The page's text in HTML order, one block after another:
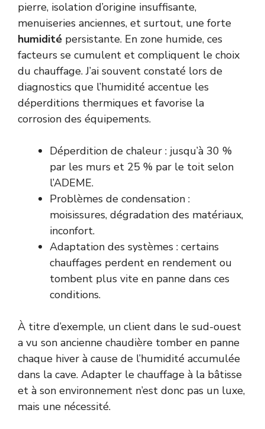
pierre, isolation d’origine insuffisante,
menuiseries anciennes, et surtout, une forte
humidité persistante. En zone humide, ces
facteurs se cumulent et compliquent le choix
du chauffage. J’ai souvent constaté lors de
diagnostics que l’humidité accentue les
déperditions thermiques et favorise la
corrosion des équipements.
Déperdition de chaleur : jusqu’à 30 %
par les murs et 25 % par le toit selon
l’ADEME.
Problèmes de condensation :
moisissures, dégradation des matériaux,
inconfort.
Adaptation des systèmes : certains
chauffages perdent en rendement ou
tombent plus vite en panne dans ces
conditions.
À titre d’exemple, un client dans le sud-ouest
a vu son ancienne chaudière tomber en panne
chaque hiver à cause de l’humidité accumulée
dans la cave. Adapter le chauffage à la bâtisse
et à son environnement n’est donc pas un luxe,
mais une nécessité.